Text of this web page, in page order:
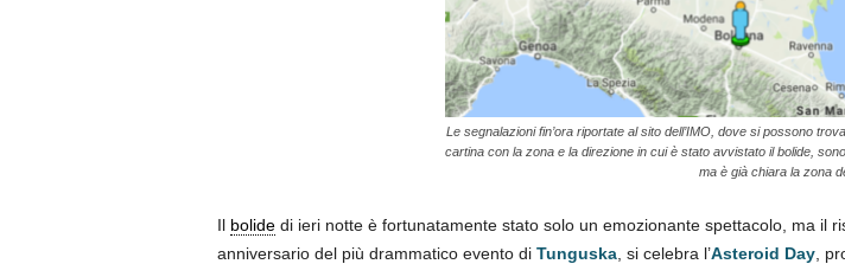
Le segnalazioni fin’ora riportate al sito dell’IMO, dove si possono
cartina con la zona e la direzione in cui è stato avvistato il bolide,
ma è già chiara la zona
Il bolidedi ieri notte è fortunatamente stato solo un emozionante spettacolo, ma il
anniversario del più drammatico evento di Tunguska, si celebra l’Asteroid Day,